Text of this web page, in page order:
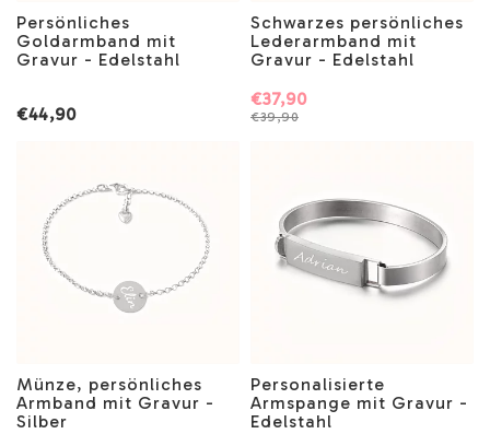
Persönliches
Goldarmband mit
Gravur - Edelstahl
€44,90
Schwarzes persönliches
Lederarmband mit
Gravur - Edelstahl
€39,90
€37,90
Münze, persönliches
Armband mit Gravur -
Silber
Personalisierte
Armspange mit Gravur -
Edelstahl